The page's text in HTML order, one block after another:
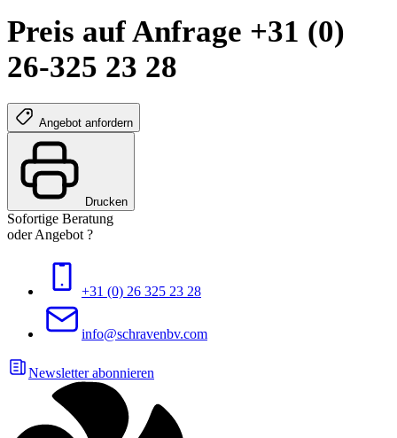
Preis auf Anfrage +31 (0)
26-325 23 28
Angebot anfordern
Drucken
Sofortige Beratung
oder Angebot ?
+31 (0) 26 325 23 28
info@schravenbv.com
Newsletter abonnieren